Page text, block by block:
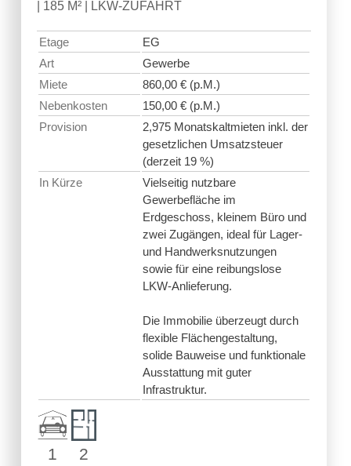
| 185 M² | LKW-ZUFAHRT
Etage
EG
Art
Gewerbe
Miete
860,00 € (p.M.)
Nebenkosten
150,00 € (p.M.)
Provision
2,975 Monatskaltmieten inkl. der
gesetzlichen Umsatzsteuer
(derzeit 19 %)
In Kürze
Vielseitig nutzbare
Gewerbefläche im
Erdgeschoss, kleinem Büro und
zwei Zugängen, ideal für Lager-
und Handwerksnutzungen
sowie für eine reibungslose
LKW-Anlieferung.
Die Immobilie überzeugt durch
flexible Flächengestaltung,
solide Bauweise und funktionale
Ausstattung mit guter
Infrastruktur.
1 2